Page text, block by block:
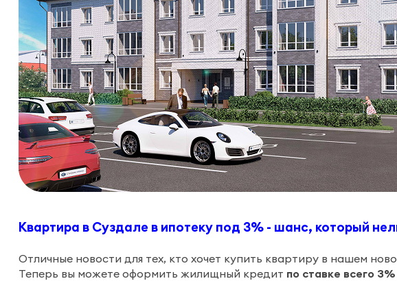
Квартира в Суздале в ипотеку под 3% - шанс, который
Отличные новости для тех, кто хочет купить квартиру в нашем
Теперь вы можете оформить жилищный кредит по ставке всего